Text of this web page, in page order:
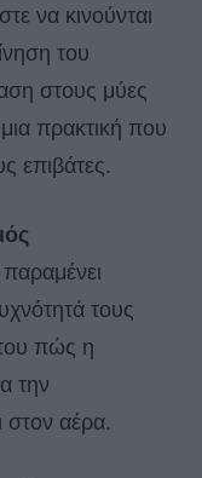
να κινούνται
του
στους μύες
πρακτική που
επιβάτες.
τους
πώς η
την
στον αέρα.